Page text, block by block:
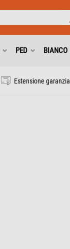
PED BIANCO
Estensione garanzia